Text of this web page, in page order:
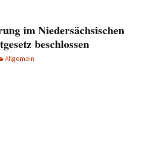
im Niedersächsischen
beschlossen
Allgemein